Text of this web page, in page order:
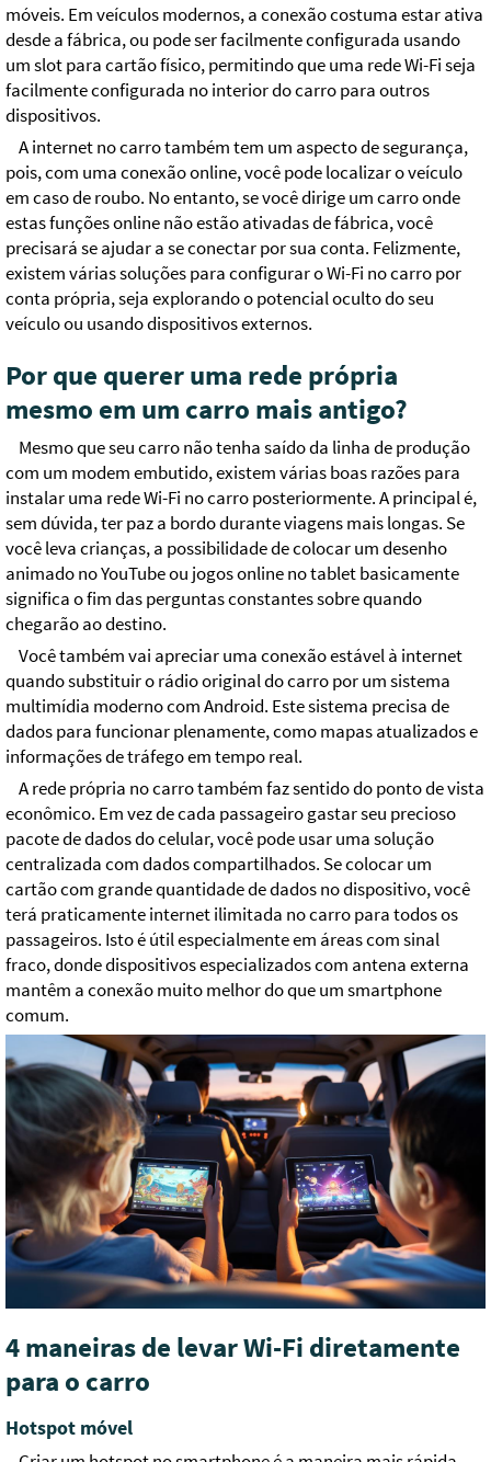
móveis. Em veículos modernos, a conexão costuma estar ativa
desde a fábrica, ou pode ser facilmente configurada usando
um slot para cartão físico, permitindo que uma rede Wi-Fi seja
facilmente configurada no interior do carro para outros
dispositivos.
A internet no carro também tem um aspecto de segurança,
pois, com uma conexão online, você pode localizar o veículo
em caso de roubo. No entanto, se você dirige um carro onde
estas funções online não estão ativadas de fábrica, você
precisará se ajudar a se conectar por sua conta. Felizmente,
existem várias soluções para configurar o Wi-Fi no carro por
conta própria, seja explorando o potencial oculto do seu
veículo ou usando dispositivos externos.
Por que querer uma rede própria
mesmo em um carro mais antigo?
Mesmo que seu carro não tenha saído da linha de produção
com um modem embutido, existem várias boas razões para
instalar uma rede Wi-Fi no carro posteriormente. A principal é,
sem dúvida, ter paz a bordo durante viagens mais longas. Se
você leva crianças, a possibilidade de colocar um desenho
animado no YouTube ou jogos online no tablet basicamente
significa o fim das perguntas constantes sobre quando
chegarão ao destino.
Você também vai apreciar uma conexão estável à internet
quando substituir o rádio original do carro por um sistema
multimídia moderno com Android. Este sistema precisa de
dados para funcionar plenamente, como mapas atualizados e
informações de tráfego em tempo real.
A rede própria no carro também faz sentido do ponto de vista
econômico. Em vez de cada passageiro gastar seu precioso
pacote de dados do celular, você pode usar uma solução
centralizada com dados compartilhados. Se colocar um
cartão com grande quantidade de dados no dispositivo, você
terá praticamente internet ilimitada no carro para todos os
passageiros. Isto é útil especialmente em áreas com sinal
fraco, donde dispositivos especializados com antena externa
mantêm a conexão muito melhor do que um smartphone
comum.
4 maneiras de levar Wi-Fi diretamente
para o carro
Hotspot móvel